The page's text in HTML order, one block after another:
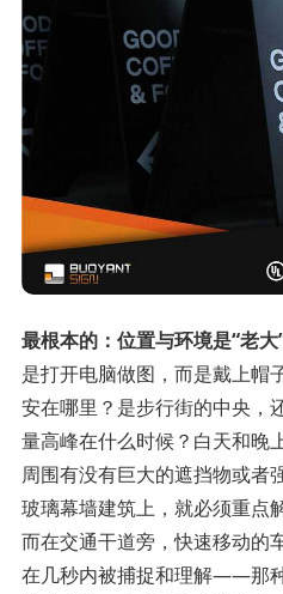
最根本的：位置与环境是“老大”
是打开电脑做图，而是戴上帽
安在哪里？是步行街的中央，
量高峰在什么时候？白天和晚
周围有没有巨大的遮挡物或者
玻璃幕墙建筑上，就必须重点
而在交通干道旁，快速移动的
在几秒内被捕捉和理解——那